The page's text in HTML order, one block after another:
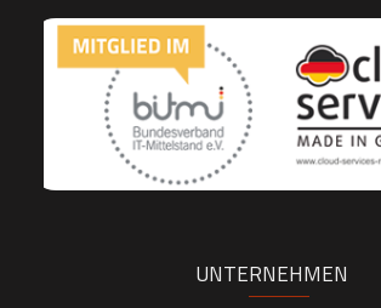
UNTERNEHMEN